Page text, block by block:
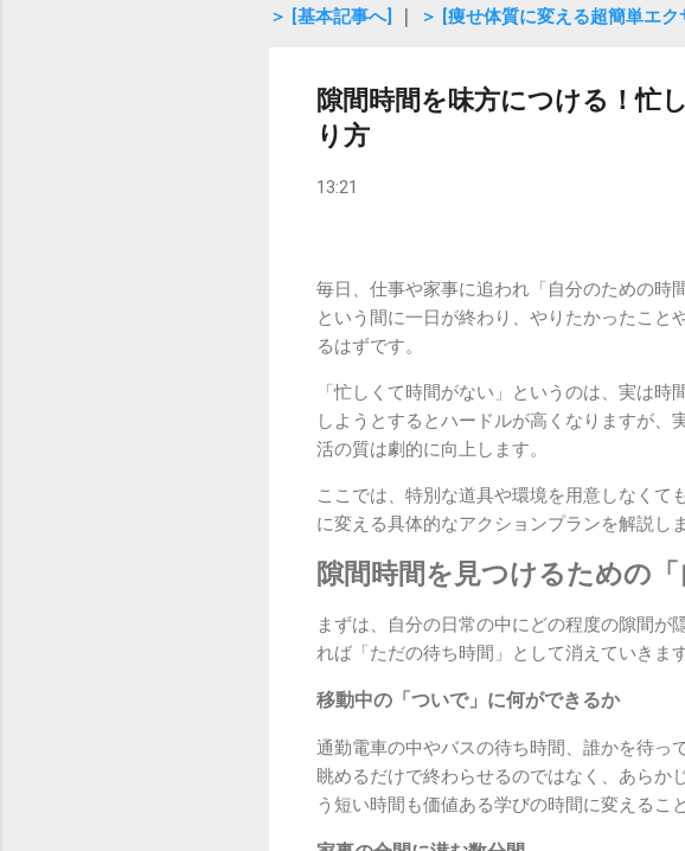
＞ [基本記事へ]
＞ [痩せ体質に変える超簡単エ
隙間時間を味方につける！忙
り方
13:21
毎日、仕事や家事に追われ「自分のための時
という間に一日が終わり、やりたかったこと
るはずです。
「忙しくて時間がない」というのは、実は
しようとするとハードルが高くなりますが
活の質は劇的に向上します。
ここでは、特別な道具や環境を用意しなくて
に変える具体的なアクションプランを解説しま
隙間時間を見つけるための「
まずは、自分の日常の中にどの程度の隙間
れば「ただの待ち時間」として消えていきます
移動中の「ついで」に何ができるか
通勤電車の中やバスの待ち時間、誰かを待っ
眺めるだけで終わらせるのではなく、あらか
う短い時間も価値ある学びの時間に変えるこ